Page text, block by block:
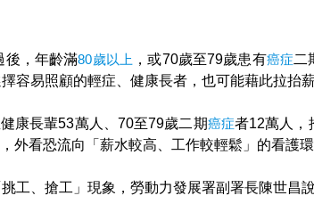
後，年齡滿80歲以上 ，或70歲至79歲患有癌症二
容易照顧的輕症、健康長者，也可能藉此拉抬
康長輩53萬人、70至79歲二期癌症者12萬人，
外看恐流向「薪水較高、工作較輕鬆」的看護環
工、搶工」現象，勞動力發展署副署長陳世昌